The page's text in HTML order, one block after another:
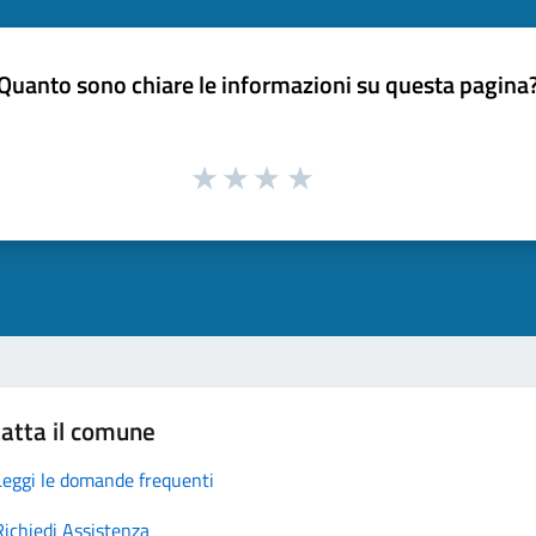
sono chiare le informazioni su questa
il comune
le domande frequenti
Assistenza